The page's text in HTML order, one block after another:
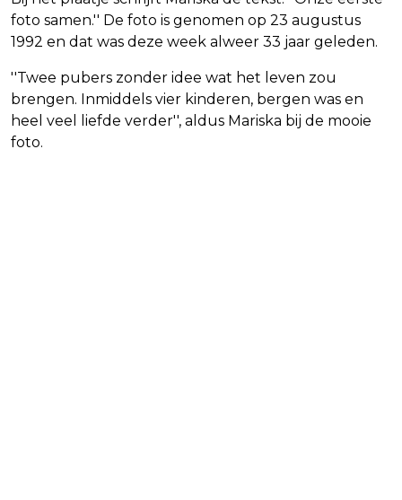
foto samen.'' De foto is genomen op 23 augustus
1992 en dat was deze week alweer 33 jaar geleden.
''Twee pubers zonder idee wat het leven zou
brengen. Inmiddels vier kinderen, bergen was en
heel veel liefde verder'', aldus Mariska bij de mooie
foto.